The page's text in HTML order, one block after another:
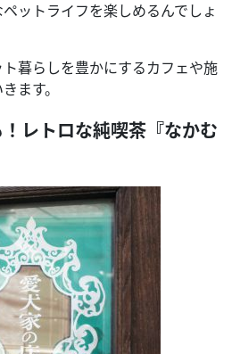
ットライフを楽しめるんでしょ
暮らしを豊かにするカフェや施
ます。
レトロな純喫茶『なかむ